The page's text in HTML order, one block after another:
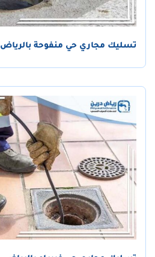
تسليك مجاري حي منفوحة بالرياض